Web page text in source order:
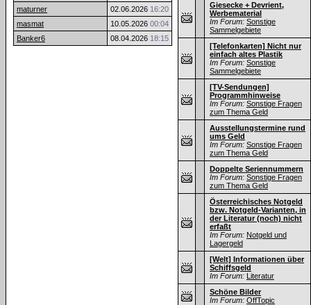
maturner
02.06.2026 16:20
masmat
10.05.2026 00:04
Banker6
08.04.2026 18:15
Giesecke + Devrient,
Werbematerial
Im Forum: Sonstige
Sammelgebiete
[Telefonkarten] Nicht nur
einfach altes Plastik
Im Forum: Sonstige
Sammelgebiete
[TV-Sendungen]
Programmhinweise
Im Forum: Sonstige Fragen
zum Thema Geld
Ausstellungstermine rund
ums Geld
Im Forum: Sonstige Fragen
zum Thema Geld
Doppelte Seriennummern
Im Forum: Sonstige Fragen
zum Thema Geld
Österreichisches Notgeld
bzw. Notgeld-Varianten, in
der Literatur (noch) nicht
erfaßt
Im Forum: Notgeld und
Lagergeld
[Welt] Informationen über
Schiffsgeld
Im Forum: Literatur
Schöne Bilder
Im Forum: OffTopic